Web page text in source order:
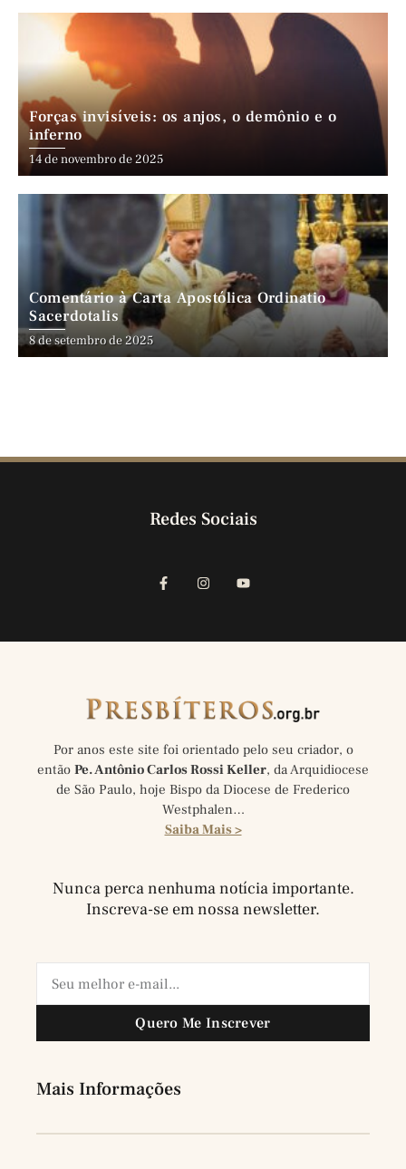
Forças invisíveis: os anjos, o demônio e o
inferno
14 de novembro de 2025
Comentário à Carta Apostólica Ordinatio
Sacerdotalis
8 de setembro de 2025
Redes Sociais
Por anos este site foi orientado pelo seu criador, o
então Pe. Antônio Carlos Rossi Keller, da Arquidiocese
de São Paulo, hoje Bispo da Diocese de Frederico
Westphalen…
Saiba Mais >
Nunca perca nenhuma notícia importante.
Inscreva-se em nossa newsletter.
Quero Me Inscrever
Mais Informações